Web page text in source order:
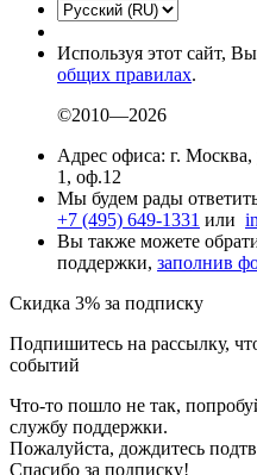
Используя этот сайт,
общих правилах.
©2010—2026
Адрес офиса: г.
1, оф.12
Мы будем рады
+7 (495) 649-1331 или
Вы также можете
поддержки, заполнив
Скидка 3% за подписку
Подпишитесь на рассылку,
событий
Что-то пошло не так,
службу поддержки.
Пожалуйста, дождитесь
Спасибо за подписку!